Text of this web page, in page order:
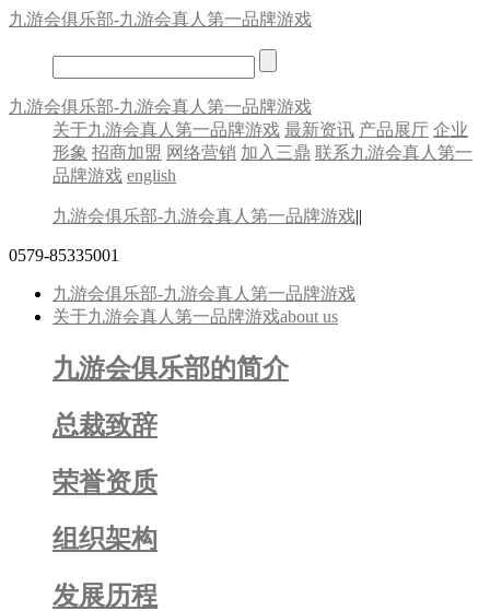
九游会俱乐部-九游会真人第一品牌游戏
九游会俱乐部-九游会真人第一品牌游戏
关于九游会真人第一品牌游戏 最新资讯 产品展厅 企业
形象 招商加盟 网络营销 加入三鼎 联系九游会真人第一
品牌游戏 english
九游会俱乐部-九游会真人第一品牌游戏||
0579-85335001
九游会俱乐部-九游会真人第一品牌游戏
关于九游会真人第一品牌游戏about us
九游会俱乐部的简介
总裁致辞
荣誉资质
组织架构
发展历程